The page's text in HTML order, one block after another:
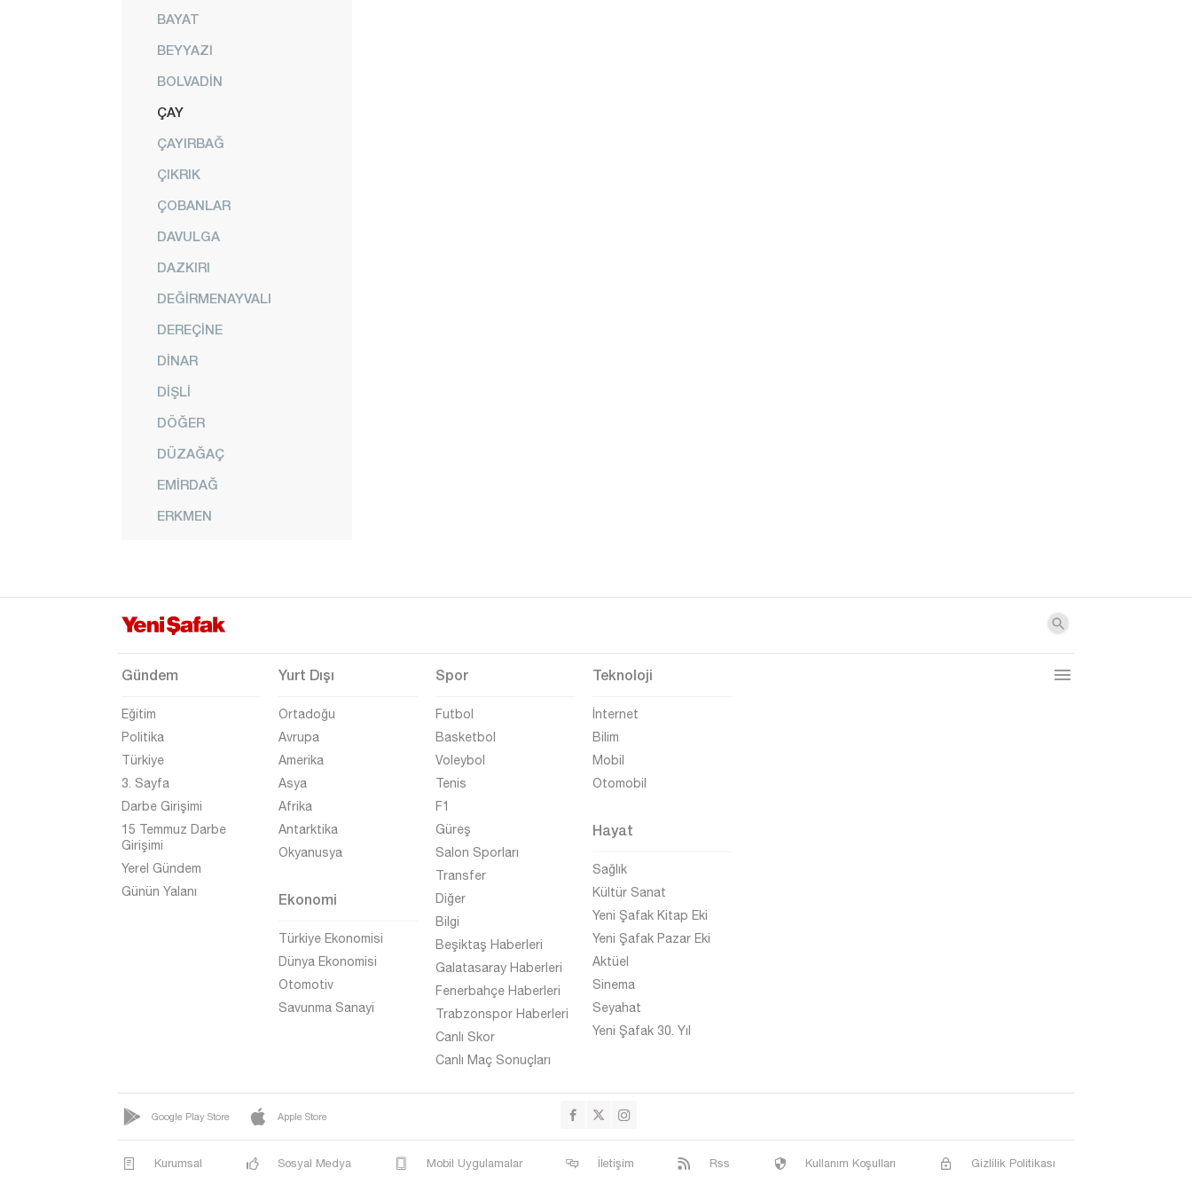
BAYAT
BEYYAZI
BOLVADİN
ÇAY
ÇAYIRBAĞ
ÇIKRIK
ÇOBANLAR
DAVULGA
DAZKIRI
DEĞİRMENAYVALI
DEREÇİNE
DİNAR
DİŞLİ
DÖĞER
DÜZAĞAÇ
EMİRDAĞ
ERKMEN
GEBECELER
GÖMÜ
HOCALAR
IŞIKLAR
İSCEHİSAR
KARAMIKKARACAÖREN
MERKEZ
NURİBEY
Gündem
Eğitim
Politika
Türkiye
3. Sayfa
Darbe Girişimi
15 Temmuz Darbe
Girişimi
Yerel Gündem
Günün Yalanı
Yurt Dışı
Ortadoğu
Avrupa
Amerika
Asya
Afrika
Antarktika
Okyanusya
Ekonomi
Türkiye Ekonomisi
Dünya Ekonomisi
Otomotiv
Savunma Sanayi
Spor
Futbol
Basketbol
Voleybol
Tenis
F1
Güreş
Salon Sporları
Transfer
Diğer
Bilgi
Beşiktaş Haberleri
Galatasaray Haberleri
Fenerbahçe Haberleri
Trabzonspor Haberleri
Canlı Skor
Canlı Maç Sonuçları
Teknoloji
İnternet
Bilim
Mobil
Otomobil
Hayat
Sağlık
Kültür Sanat
Yeni Şafak Kitap Eki
Yeni Şafak Pazar Eki
Aktüel
Sinema
Seyahat
Yeni Şafak 30. Yıl
Google Play Store Apple Store
Kurumsal Sosyal Medya Mobil Uygulamalar İletişim Rss Kullanım Koşulları Gizlilik Politikası